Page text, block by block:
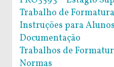
Trabalho de Formatura
Instruções para
Documentação
Trabalhos de
Normas